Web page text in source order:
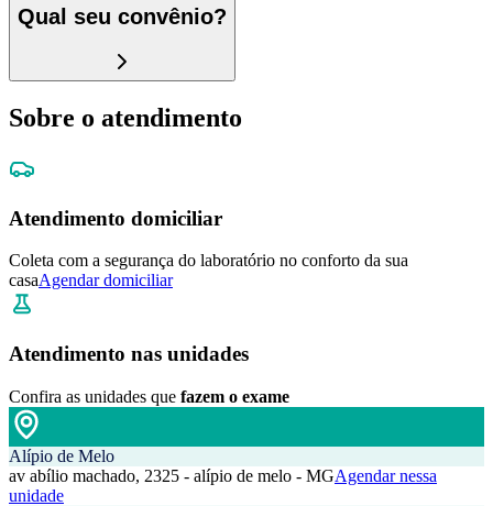
Qual seu convênio?
Sobre o atendimento
Atendimento domiciliar
Coleta com a segurança do laboratório no conforto da sua
casaAgendar domiciliar
Atendimento nas unidades
Confira as unidades que fazem o exame
Alípio de Melo
av abílio machado, 2325 - alípio de melo - MGAgendar nessa
unidade